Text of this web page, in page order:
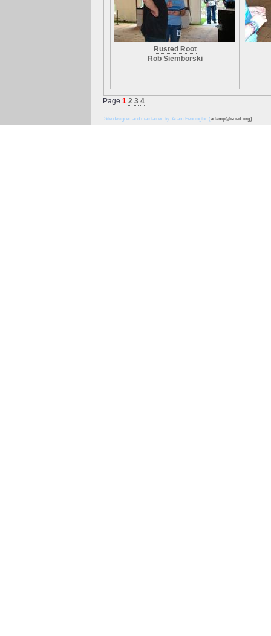
Rusted Root
Rob Siemborski
Page 1 2 3 4
Site designed and maintained by: Adam Pennington (adamp@coed.org)